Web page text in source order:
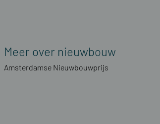
Meer over nieuwbouw
Amsterdamse Nieuwbouwprijs